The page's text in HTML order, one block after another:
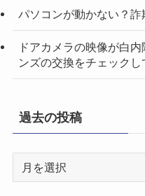
パソコンが動かない？詐
ドアカメラの映像が白
ンズの交換をチェックし
過去の投稿